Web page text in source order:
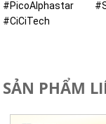
#PicoAlphastar
#CiCiTech
SẢN PHẨM